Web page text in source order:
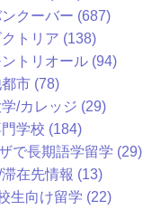
クーバー (687)
トリア (138)
トリオール (94)
市 (78)
/カレッジ (29)
学校 (184)
で長期語学留学 (29)
在先情報 (13)
生向け留学 (22)